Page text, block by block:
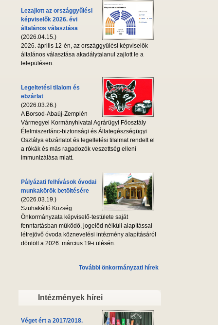
Lezajlott az országgyűlési
képviselők 2026. évi
általános választása
(2026.04.15.)
2026. április 12-én, az országgyűlési képviselők
általános választása akadálytalanul zajlott le a
településen.
Legeltetési tilalom és
ebzárlat
(2026.03.26.)
A Borsod-Abaúj-Zemplén
Vármegyei Kormányhivatal Agrárügyi Főosztály
Élelmiszerlánc-biztonsági és Állategészségügyi
Osztálya ebzárlatot és legeltetési tilalmat rendelt el
a rókák és más ragadozók veszettség elleni
immunizálása miatt.
Pályázati felhívások óvodai
munkakörök betöltésére
(2026.03.19.)
Szuhakálló Község
Önkormányzata képviselő-testülete saját
fenntartásban működő, jogelőd nélküli alapítással
létrejövő óvoda köznevelési intézmény alapításáról
döntött a 2026. március 19-i ülésén.
További önkormányzati hírek
Intézmények hírei
Véget ért a 2017/2018.